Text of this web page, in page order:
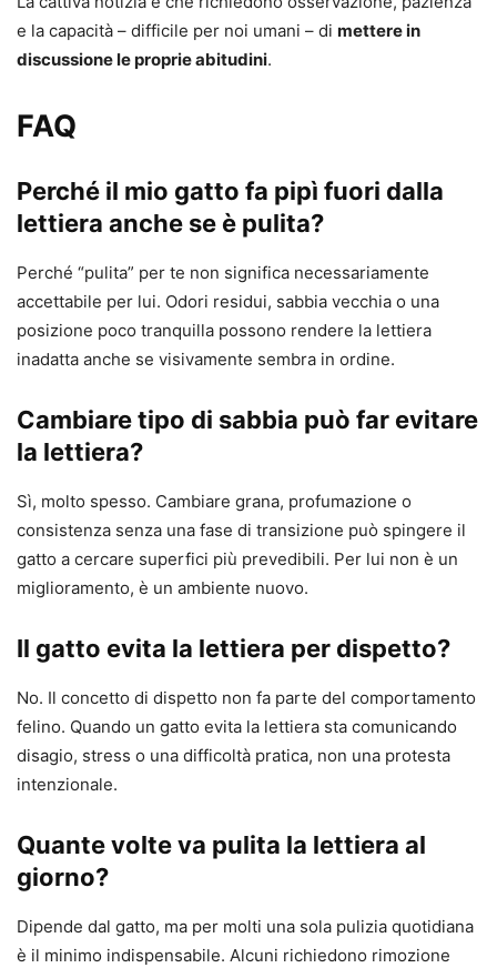
e la capacità – difficile per noi umani – di mettere in
discussione le proprie abitudini.
FAQ
Perché il mio gatto fa pipì fuori dalla
lettiera anche se è pulita?
Perché “pulita” per te non significa necessariamente
accettabile per lui. Odori residui, sabbia vecchia o una
posizione poco tranquilla possono rendere la lettiera
inadatta anche se visivamente sembra in ordine.
Cambiare tipo di sabbia può far evitare
la lettiera?
Sì, molto spesso. Cambiare grana, profumazione o
consistenza senza una fase di transizione può spingere il
gatto a cercare superfici più prevedibili. Per lui non è un
miglioramento, è un ambiente nuovo.
Il gatto evita la lettiera per dispetto?
No. Il concetto di dispetto non fa parte del comportamento
felino. Quando un gatto evita la lettiera sta comunicando
disagio, stress o una difficoltà pratica, non una protesta
intenzionale.
Quante volte va pulita la lettiera al
giorno?
Dipende dal gatto, ma per molti una sola pulizia quotidiana
è il minimo indispensabile. Alcuni richiedono rimozione